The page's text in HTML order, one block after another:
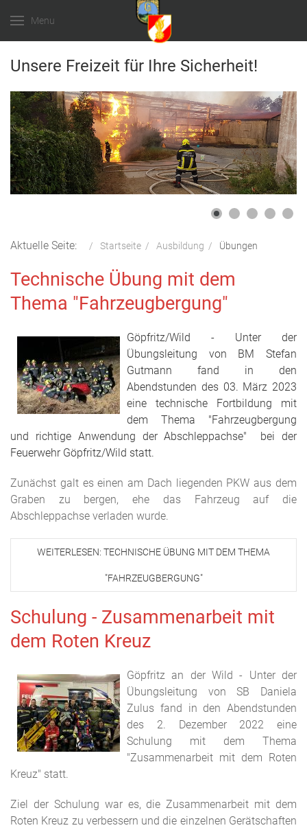
Menu
Unsere Freizeit für Ihre Sicherheit!
Aktuelle Seite: Startseite Ausbildung Übungen
Technische Übung mit dem
Thema "Fahrzeugbergung"
Göpfritz/Wild - Unter der
Übungsleitung von BM Stefan
Gutmann fand in den
Abendstunden des 03. März 2023
eine technische Fortbildung mit
dem Thema "Fahrzeugbergung
und richtige Anwendung der Abschleppachse" bei der
Feuerwehr Göpfritz/Wild statt.
Zunächst galt es einen am Dach liegenden PKW aus dem
Graben zu bergen, ehe das Fahrzeug auf die
Abschleppachse verladen wurde.
WEITERLESEN: TECHNISCHE ÜBUNG MIT DEM THEMA
"FAHRZEUGBERGUNG"
Schulung - Zusammenarbeit mit
dem Roten Kreuz
Göpfritz an der Wild - Unter der
Übungsleitung von SB Daniela
Zulus fand in den Abendstunden
des 2. Dezember 2022 eine
Schulung mit dem Thema
"Zusammenarbeit mit dem Roten
Kreuz" statt.
Ziel der Schulung war es, die Zusammenarbeit mit dem
Roten Kreuz zu verbessern und die einzelnen Gerätschaften